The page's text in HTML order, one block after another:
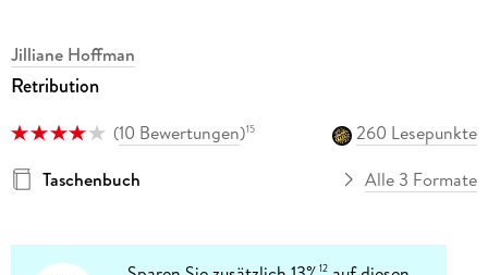
Jilliane Hoffman
Retribution
(10 Bewertungen)15
260 Lesepunkte
Taschenbuch
Alle 3 Formate
12